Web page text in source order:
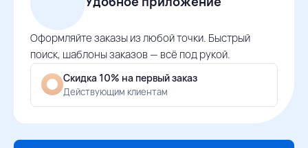
Оформляйте заказы из любой точки. Быстрый
поиск, шаблоны заказов — всё под рукой.
Скидка 10% на первый заказ
Действующим клиентам